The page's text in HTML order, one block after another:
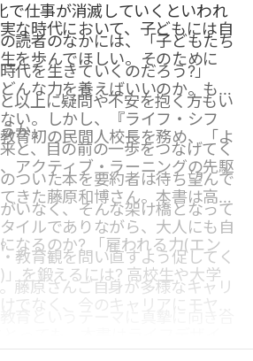
で仕事が消滅していくといわれ
読者のなかには、「子どもたち
代を生きていくのだろう?」
以上に疑問や不安を抱く方もい
か。
な時代において、子どもには自
を歩んでほしい。そのために
んな力を養えばいいのか。もち
い。しかし、『ライフ・シフ
と、目の前の一歩をつなげてく
ついた本を要約者は待ち望んで
いなく、そんな架け橋となって
育初の民間人校長を務め、「よ
アクティブ・ラーニングの先駆
きた藤原和博さん。本書は高校
イルでありながら、大人にも自
教育観を問い直すよう促してく
藤原さんご自身が多様なキャリ
その説得力が、そこにはある。
なるのか? 「雇われる力(エン
」を鍛えるには? 高校生や大学
でなく、今のキャリアにモヤモ